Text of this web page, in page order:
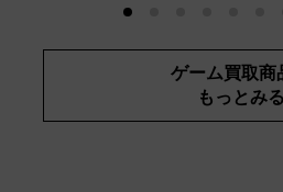
ゲーム買取商
もっとみる